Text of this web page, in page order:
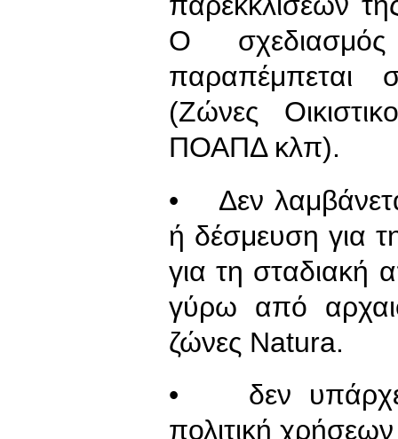
Ο
παραπέμπεται
(Ζώνες
ΠΟΑΠΔ κλπ).
• Δεν
ή δέσμευση για
για τη σταδιακή
γύρω από
ζώνες Natura.
• δεν υπάρχει
πολιτική χρήσεων